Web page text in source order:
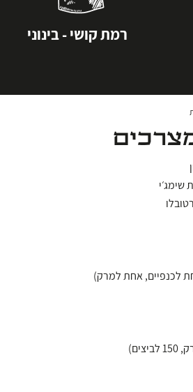
רמת קושי - בינוני
שימג׳י